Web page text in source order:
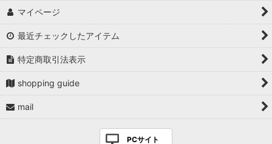
マイページ
最近チェックしたアイテム
特定商取引法表示
shopping guide
mail
PCサイト